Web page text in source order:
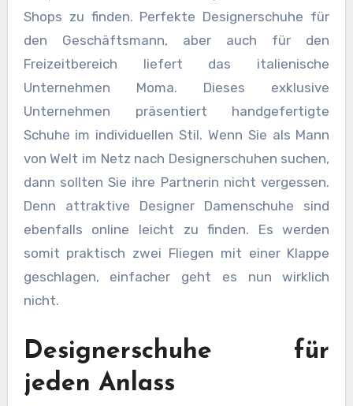
Shops zu finden. Perfekte Designerschuhe für
den Geschäftsmann, aber auch für den
Freizeitbereich liefert das italienische
Unternehmen Moma. Dieses exklusive
Unternehmen präsentiert handgefertigte
Schuhe im individuellen Stil. Wenn Sie als Mann
von Welt im Netz nach Designerschuhen suchen,
dann sollten Sie ihre Partnerin nicht vergessen.
Denn attraktive Designer Damenschuhe sind
ebenfalls online leicht zu finden. Es werden
somit praktisch zwei Fliegen mit einer Klappe
geschlagen, einfacher geht es nun wirklich
nicht.
Designerschuhe für
jeden Anlass